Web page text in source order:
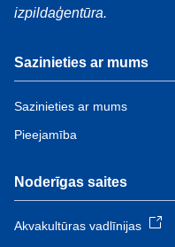
izpildaģentūra.
Sazinieties ar mums
Sazinieties ar mums
Pieejamība
Noderīgas saites
Akvakultūras vadlīnijas